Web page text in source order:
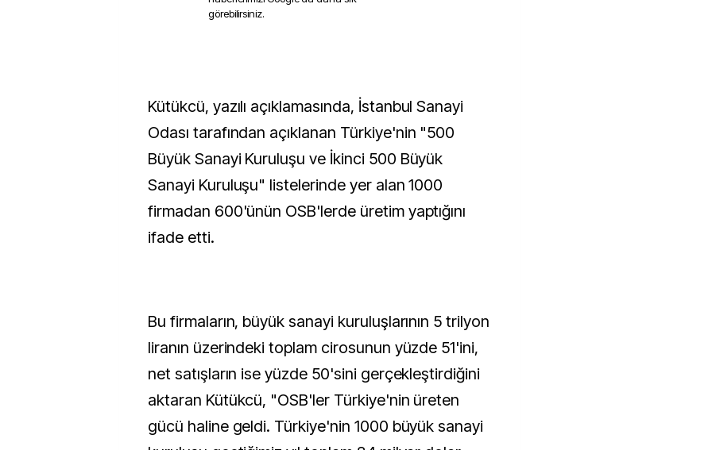
görebilirsiniz.
Kütükcü, yazılı açıklamasında, İstanbul Sanayi
Odası tarafından açıklanan Türkiye'nin "500
Büyük Sanayi Kuruluşu ve İkinci 500 Büyük
Sanayi Kuruluşu" listelerinde yer alan 1000
firmadan 600'ünün OSB'lerde üretim yaptığını
ifade etti.
Bu firmaların, büyük sanayi kuruluşlarının 5 trilyon
liranın üzerindeki toplam cirosunun yüzde 51'ini,
net satışların ise yüzde 50'sini gerçekleştirdiğini
aktaran Kütükcü, "OSB'ler Türkiye'nin üreten
gücü haline geldi. Türkiye'nin 1000 büyük sanayi